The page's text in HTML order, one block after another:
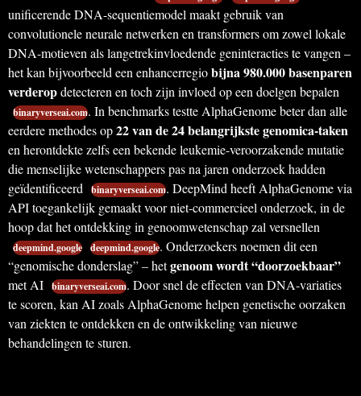
unificerende DNA-sequentiemodel maakt gebruik van
convolutionele neurale netwerken en transformers om zowel lokale
DNA-motieven als langetrekinvloedende geninteracties te vangen –
het kan bijvoorbeeld een enhancerregiobijna 980.000 basenparen
verderopdetecteren en toch zijn invloed op een doelgen bepalen
binaryverseai.com. In benchmarks testte AlphaGenome beter dan alle
eerdere methodes op22 van de 24 belangrijkste genomica-taken
en herontdekte zelfs een bekende leukemie-veroorzakende mutatie
die menselijke wetenschappers pas na jaren onderzoek hadden
geïdentificeerd
binaryverseai.com. DeepMind heeft AlphaGenome via
API toegankelijk gemaakt voor niet-commercieel onderzoek, in de
hoop dat het ontdekking in genoomwetenschap zal versnellen
deepmind.google deepmind.google. Onderzoekers noemen dit een
“genomische donderslag” – hetgenoom wordt “doorzoekbaar”
met AI binaryverseai.com. Door snel de effecten van DNA-variaties
te scoren, kan AI zoals AlphaGenome helpen genetische oorzaken
van ziekten te ontdekken en de ontwikkeling van nieuwe
behandelingen te sturen.